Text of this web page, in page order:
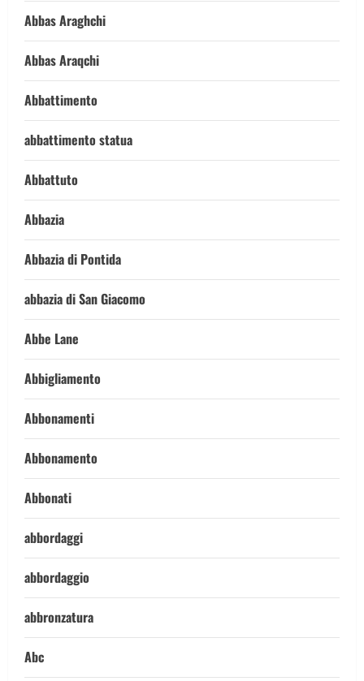
Abbas Araghchi
Abbas Araqchi
Abbattimento
abbattimento statua
Abbattuto
Abbazia
Abbazia di Pontida
abbazia di San Giacomo
Abbe Lane
Abbigliamento
Abbonamenti
Abbonamento
Abbonati
abbordaggi
abbordaggio
abbronzatura
Abc